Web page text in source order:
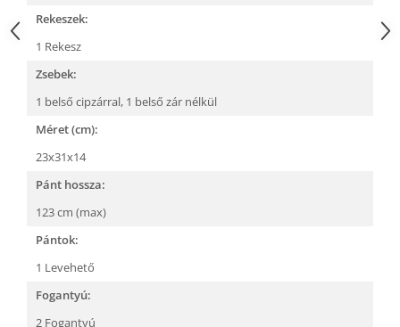
Rekeszek:
1 Rekesz
Zsebek:
1 belső cipzárral, 1 belső zár nélkül
Méret (cm):
23x31x14
Pánt hossza:
123 cm (max)
Pántok:
1 Levehető
Fogantyú:
2 Fogantyú